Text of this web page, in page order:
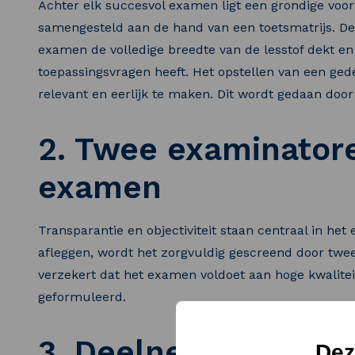
Achter elk succesvol examen ligt een grondige
samengesteld aan de hand van een toetsmatrijs.
examen de volledige breedte van de lesstof dekt
toepassingsvragen heeft. Het opstellen van een
relevant en eerlijk te maken. Dit wordt gedaan
2. Twee
examen
Transparantie en objectiviteit staan centraal in het
afleggen, wordt het zorgvuldig gescreend door
verzekert dat het examen voldoet aan hoge
geformuleerd.